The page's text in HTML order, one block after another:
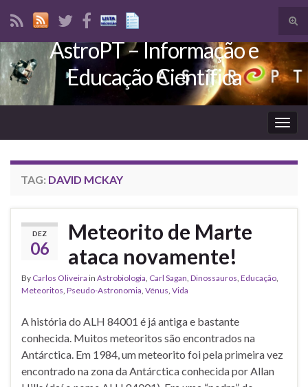
Search for:
AstroPT – Informação e
Educação Científica
TAG: DAVID MCKAY
DEZ
06
Meteorito de Marte
ataca novamente!
By Carlos Oliveira in Astrobiologia, Carl Sagan, Dinossauros, Educação,
Meteoritos, Pseudo-Astronomia, Vénus, Vida
A história do ALH 84001 é já antiga e bastante
conhecida. Muitos meteoritos são encontrados na
Antárctica. Em 1984, um meteorito foi pela primeira vez
encontrado na zona da Antárctica conhecida por Allan